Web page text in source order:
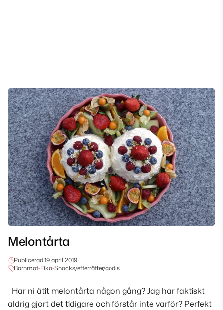
Melontårta
Publicerad,19 april 2019
Barnmat•Fika•Snacks/efterrätter/godis
Har ni ätit melontårta någon gång? Jag har faktiskt
aldrig gjort det tidigare och förstår inte varför? Perfekt